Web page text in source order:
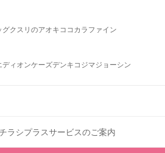
グクスリのアオキ ココカラファイン
ディオンケーズデンキ コジマジョーシン
ラシプラスサービスのご案内